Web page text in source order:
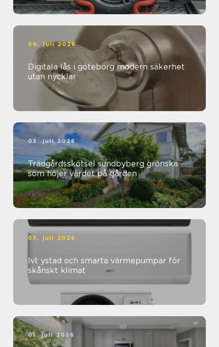
06. juli 2026
Digitala lås i göteborg modern säkerhet
utan nycklar
03. juli 2026
Trädgårdsskötsel sundbyberg grönska
som höjer värdet på gården
03. juli 2026
Ivt ystad och smarta värmepumpar för
skånskt klimat
01. juli 2026